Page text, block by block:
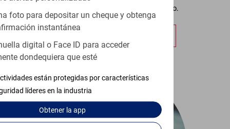
foto para depositar un cheque y obtenga
instantánea
digital o Face ID para acceder
dondequiera que esté
están protegidas por características
líderes en la industria
Obtenerla app
de que el cheque se está procesando.